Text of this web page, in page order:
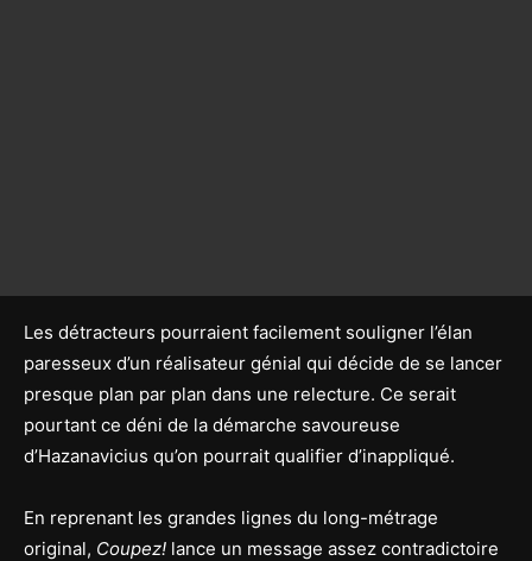
Les détracteurs pourraient facilement souligner l’élan
paresseux d’un réalisateur génial qui décide de se lancer
presque plan par plan dans une relecture. Ce serait
pourtant ce déni de la démarche savoureuse
d’Hazanavicius qu’on pourrait qualifier d’inappliqué.
En reprenant les grandes lignes du long-métrage
original, Coupez! lance un message assez contradictoire